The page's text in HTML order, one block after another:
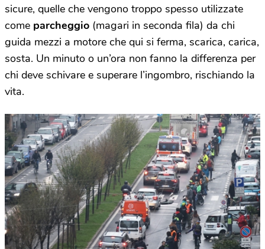
sicure, quelle che vengono troppo spesso utilizzate
come parcheggio (magari in seconda fila) da chi
guida mezzi a motore che qui si ferma, scarica, carica,
sosta. Un minuto o un’ora non fanno la differenza per
chi deve schivare e superare l’ingombro, rischiando la
vita.